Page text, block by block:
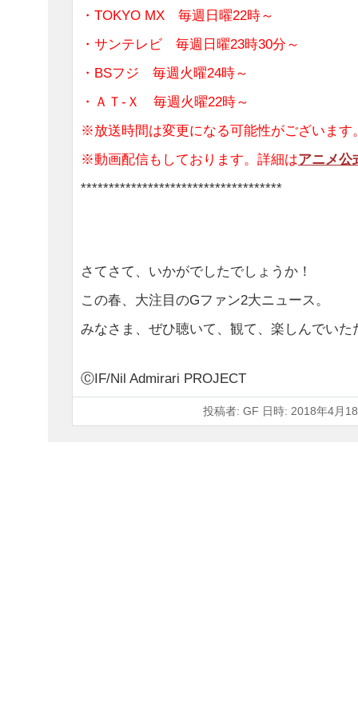
・TOKYO MX 毎週日曜22時～
・サンテレビ 毎週日曜23時30分～
・BSフジ 毎週火曜24時～
・ＡＴ-Ｘ 毎週火曜22時～
※放送時間は変更になる可能性がございます
※動画配信もしております。詳細はアニメ公
************************************
さてさて、いかがでしたでしょうか！
この春、大注目のGファン2大ニュース。
みなさま、ぜひ聴いて、観て、楽しんでいた
ⒸIF/Nil Admirari PROJECT
投稿者: GF 日時: 2018年4月